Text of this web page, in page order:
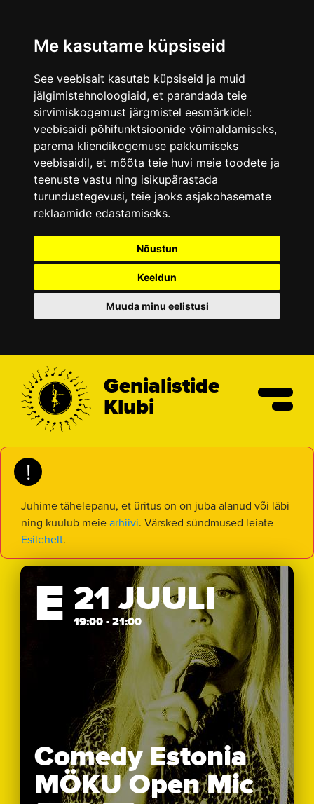
Me kasutame küpsiseid
See veebisait kasutab küpsiseid ja muid
jälgimistehnoloogiaid, et parandada teie
sirvimiskogemust järgmistel eesmärkidel:
veebisaidi põhifunktsioonide võimaldamiseks,
parema kliendikogemuse pakkumiseks
veebisaidil, et mõõta teie huvi meie toodete ja
teenuste vastu ning isikupärastada
turundustegevusi, teie jaoks asjakohasemate
reklaamide edastamiseks.
Nõustun
Keeldun
Muuda minu eelistusi
Genialistide
Klubi
!
Juhime tähelepanu, et üritus on on juba alanud või läbi
ning kuulub meiearhiivi. Värsked sündmused leiate
Esilehelt.
E 21 JUULI
19:00 - 21:00
Comedy Estonia
MÖKU Open Mic